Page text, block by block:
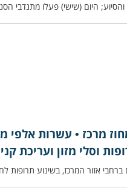
היום (שישי) פעלו מתנדבי
מרכז • עשרות אלפי
וסלי מזון ועריכת
אזור המרכז, בשינוע תרופות